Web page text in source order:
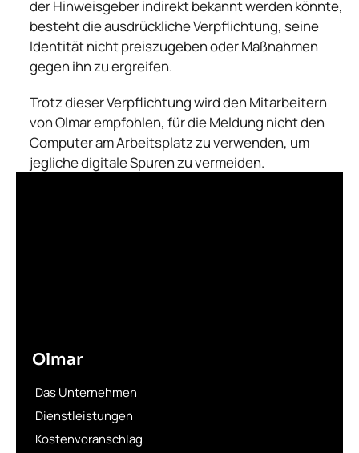
der Hinweisgeber indirekt bekannt werden könnte,
besteht die ausdrückliche Verpflichtung, seine
Identität nicht preiszugeben oder Maßnahmen
gegen ihn zu ergreifen.
Trotz dieser Verpflichtung wird den Mitarbeitern
von Olmar empfohlen, für die Meldung nicht den
Computer am Arbeitsplatz zu verwenden, um
jegliche digitale Spuren zu vermeiden.
Olmar
Das Unternehmen
Dienstleistungen
Kostenvoranschlag